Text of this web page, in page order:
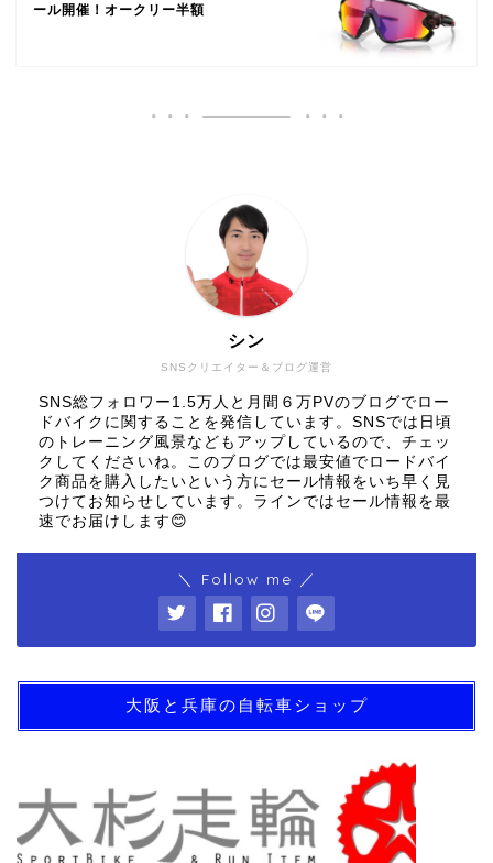
ール開催！オークリー半額
SNSクリエイター＆ブログ運営
シン
SNS総フォロワー1.5万人と月間６万PVのブログでロー
ドバイクに関することを発信しています。SNSでは日頃
のトレーニング風景などもアップしているので、チェッ
クしてくださいね。このブログでは最安値でロードバイ
ク商品を購入したいという方にセール情報をいち早く見
つけてお知らせしています。ラインではセール情報を最
速でお届けします😊
＼ Follow me ／
大阪と兵庫の自転車ショップ